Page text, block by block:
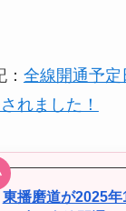
全線開通予定
れました！
東播磨道が2025年